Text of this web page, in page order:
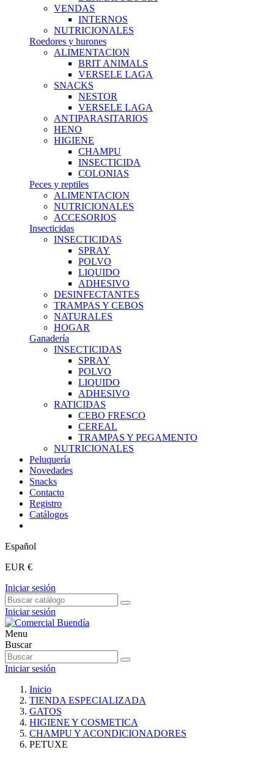
VENDAS
INTERNOS
NUTRICIONALES
Roedores y hurones
ALIMENTACION
BRIT ANIMALS
VERSELE LAGA
SNACKS
NESTOR
VERSELE LAGA
ANTIPARASITARIOS
HENO
HIGIENE
CHAMPU
INSECTICIDA
COLONIAS
Peces y reptiles
ALIMENTACION
NUTRICIONALES
ACCESORIOS
Insecticidas
INSECTICIDAS
SPRAY
POLVO
LIQUIDO
ADHESIVO
DESINFECTANTES
TRAMPAS Y CEBOS
NATURALES
HOGAR
Ganadería
INSECTICIDAS
SPRAY
POLVO
LIQUIDO
ADHESIVO
RATICIDAS
CEBO FRESCO
CEREAL
TRAMPAS Y PEGAMENTO
NUTRICIONALES
Peluquería
Novedades
Snacks
Contacto
Registro
Catálogos
Español
EUR €
Iniciar sesión
Iniciar sesión
Menu
Buscar
Iniciar sesión
Inicio
TIENDA ESPECIALIZADA
GATOS
HIGIENE Y COSMETICA
CHAMPU Y ACONDICIONADORES
PETUXE